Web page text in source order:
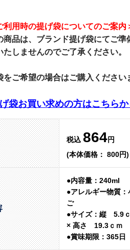
利用時の提げ袋についてのご案内
品は、 ブランド提げ袋にてご準
しませんのでご了承ください。
をご希望の場合はご購入ください
袋お買い求めの方はこちらか
税込 864円
(本体価格： 800円)
●内容量：240ml
●アレルギー物質
ご
●サイズ：縦 5.9
× 高さ 19.3ｃｍ
●賞味期限：365日